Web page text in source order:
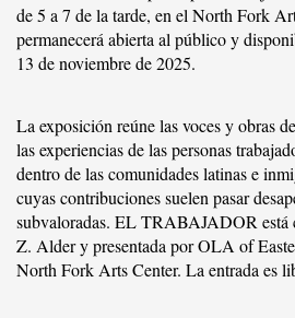
de 5 a 7 de la tarde, en el North Fork
permanecerá abierta al público y
13 de noviembre de 2025.
La exposición reúne las voces y obras
las experiencias de las personas
dentro de las comunidades latinas e
cuyas contribuciones suelen pasar
subvaloradas. EL TRABAJADOR está
Z. Alder y presentada por OLA of
North Fork Arts Center. La entrada es